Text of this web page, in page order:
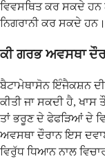
ਵਿਵਸਥਿਤ ਕਰ ਸਕਦੇ ਹਨ
ਨਿਗਰਾਨੀ ਕਰ ਸਕਦੇ ਹਨ।
ਕੀ ਗਰਭ ਅਵਸਥਾ
ਬੈਟਾਮੇਥਾਸੋਨ ਇੰਜੈਕਸ਼ਨ
ਕੀਤੀ ਜਾ ਸਕਦੀ ਹੈ, ਖਾਸ
ਤਾਂ ਭਰੂਣ ਦੇ ਫੇਫੜਿਆਂ ਦੇ
ਅਵਸਥਾ ਦੌਰਾਨ ਇਸ
ਵਿਰੁੱਧ ਧਿਆਨ ਨਾਲ